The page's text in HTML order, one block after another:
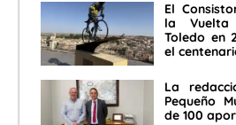
El
la Vuelta
Toledo en
el
La
Pequeño
de 100